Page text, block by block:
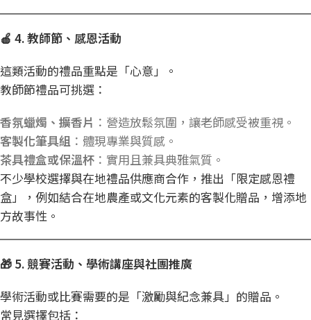
🍎 4.教師節、感恩活動
這類活動的禮品重點是「心意」。
教師節禮品可挑選：
香氛蠟燭、擴香片 ：營造放鬆氛圍，讓老師感受被重視。
客製化筆具組 ：體現專業與質感。
茶具禮盒或保溫杯 ：實用且兼具典雅氣質。
不少學校選擇與在地禮品供應商合作，推出「限定感恩禮
盒」，例如結合在地農產或文化元素的客製化贈品，增添地
方故事性。
🎁 5.競賽活動、學術講座與社團推廣
學術活動或比賽需要的是「激勵與紀念兼具」的贈品。
常見選擇包括：